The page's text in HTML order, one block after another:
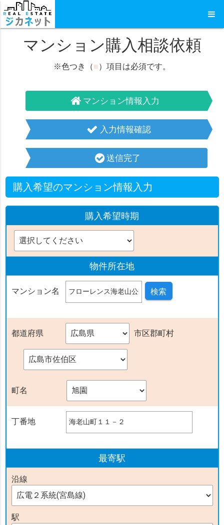
マンション購入相談依頼
※色つき（■）項目は必須です。
マンション情報入力
入力情報確認
送信完了
購入希望のマンション情報入力
購入希望時期
物件所在地
マンション名 検索
都道府県 市区郡町村
町名
丁番地
最寄駅
沿線
駅